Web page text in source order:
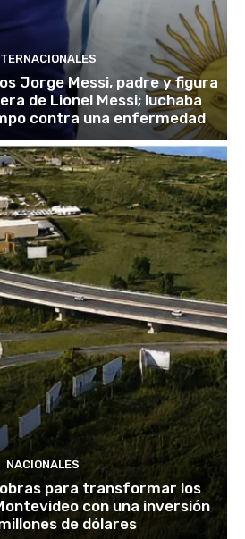
Jorge Messi, padre y figura
de Lionel Messi; luchaba
contra una enfermedad
NACIONALES
para transformar los
con una inversión
de dólares